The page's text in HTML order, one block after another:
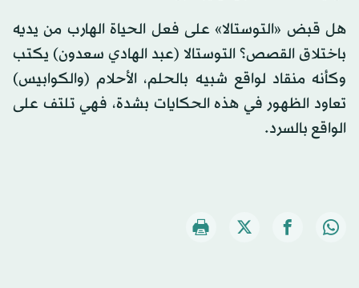
هل قبض «التوستالا» على فعل الحياة الهارب من يديه
باختلاق القصص؟ التوستالا (عبد الهادي سعدون) يكتب
وكأنه منقاد لواقع شبيه بالحلم، الأحلام (والكوابيس)
تعاود الظهور في هذه الحكايات بشدة، فهي تلتف على
الواقع بالسرد.